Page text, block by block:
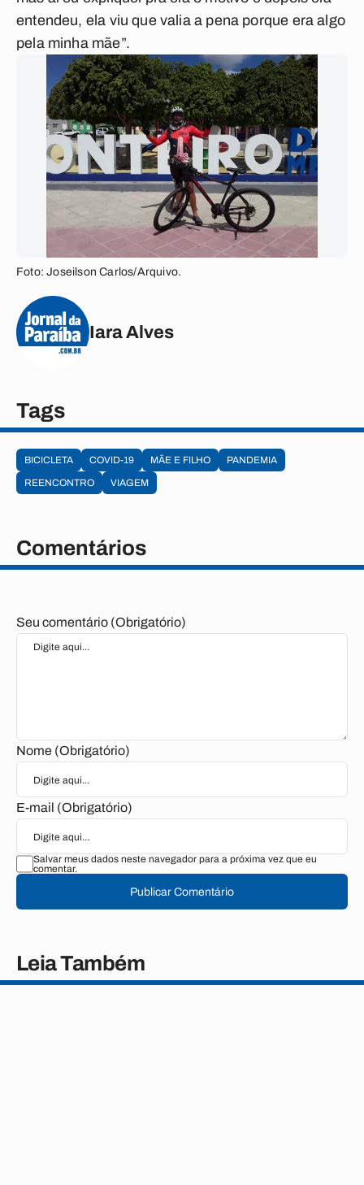
entendeu, ela viu que valia a pena porque era algo
pela minha mãe”.
Foto: Joseilson Carlos/Arquivo.
Iara Alves
Tags
BICICLETA COVID-19 MÃE E FILHO
PANDEMIA
REENCONTRO
VIAGEM
Comentários
Seu comentário (Obrigatório)
Nome (Obrigatório)
E-mail (Obrigatório)
Salvar meus dados neste navegador para a próxima vez que eu
comentar.
Publicar Comentário
Leia Também